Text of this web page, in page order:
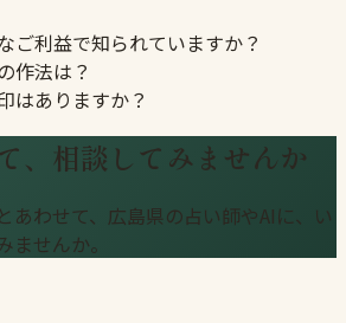
ご利益で知られていますか？
作法は？
はありますか？
、相談してみませんか
あわせて、広島県の占い師やAIに、い
ませんか。